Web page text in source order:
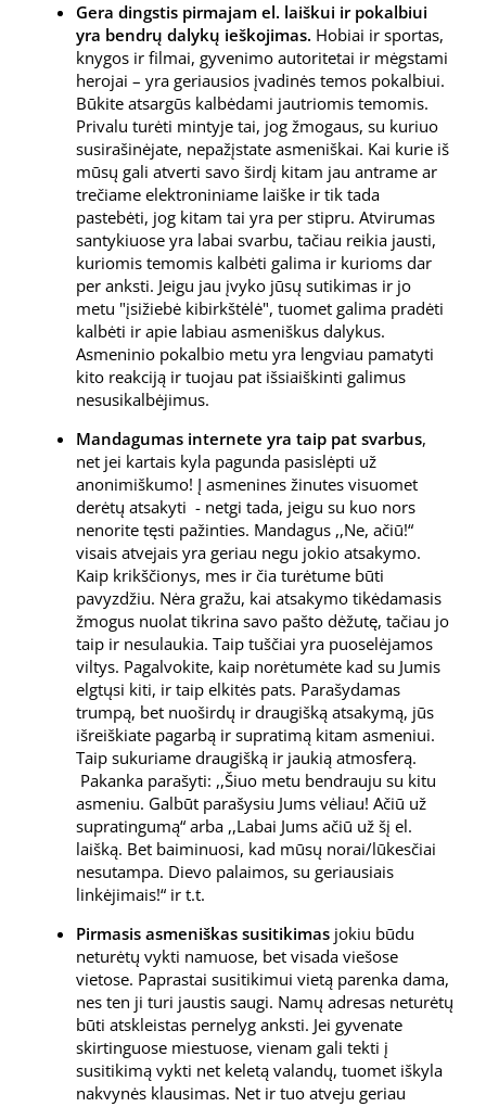
Gera dingstis pirmajam el. laiškui ir pokalbiui
yra bendrų dalykų ieškojimas. Hobiai ir sportas,
knygos ir filmai, gyvenimo autoritetai ir mėgstami
herojai – yra geriausios įvadinės temos pokalbiui.
Būkite atsargūs kalbėdami jautriomis temomis.
Privalu turėti mintyje tai, jog žmogaus, su kuriuo
susirašinėjate, nepažįstate asmeniškai. Kai kurie iš
mūsų gali atverti savo širdį kitam jau antrame ar
trečiame elektroniniame laiške ir tik tada
pastebėti, jog kitam tai yra per stipru. Atvirumas
santykiuose yra labai svarbu, tačiau reikia jausti,
kuriomis temomis kalbėti galima ir kurioms dar
per anksti. Jeigu jau įvyko jūsų sutikimas ir jo
metu "įsižiebė kibirkštėlė", tuomet galima pradėti
kalbėti ir apie labiau asmeniškus dalykus.
Asmeninio pokalbio metu yra lengviau pamatyti
kito reakciją ir tuojau pat išsiaiškinti galimus
nesusikalbėjimus.
Mandagumas internete yra taip pat svarbus,
net jei kartais kyla pagunda pasislėpti už
anonimiškumo! Į asmenines žinutes visuomet
derėtų atsakyti - netgi tada, jeigu su kuo nors
nenorite tęsti pažinties. Mandagus ,,Ne, ačiū!“
visais atvejais yra geriau negu jokio atsakymo.
Kaip krikščionys, mes ir čia turėtume būti
pavyzdžiu. Nėra gražu, kai atsakymo tikėdamasis
žmogus nuolat tikrina savo pašto dėžutę, tačiau jo
taip ir nesulaukia. Taip tuščiai yra puoselėjamos
viltys. Pagalvokite, kaip norėtumėte kad su Jumis
elgtųsi kiti, ir taip elkitės pats. Parašydamas
trumpą, bet nuoširdų ir draugišką atsakymą, jūs
išreiškiate pagarbą ir supratimą kitam asmeniui.
Taip sukuriame draugišką ir jaukią atmosferą.
Pakanka parašyti: ,,Šiuo metu bendrauju su kitu
asmeniu. Galbūt parašysiu Jums vėliau! Ačiū už
supratingumą“ arba ,,Labai Jums ačiū už šį el.
laišką. Bet baiminuosi, kad mūsų norai/lūkesčiai
nesutampa. Dievo palaimos, su geriausiais
linkėjimais!“ ir t.t.
Pirmasis asmeniškas susitikimas jokiu būdu
neturėtų vykti namuose, bet visada viešose
vietose. Paprastai susitikimui vietą parenka dama,
nes ten ji turi jaustis saugi. Namų adresas neturėtų
būti atskleistas pernelyg anksti. Jei gyvenate
skirtinguose miestuose, vienam gali tekti į
susitikimą vykti net keletą valandų, tuomet iškyla
nakvynės klausimas. Net ir tuo atveju geriau